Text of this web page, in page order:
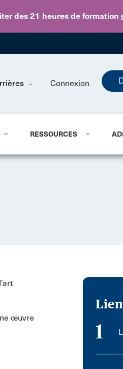
des 21 heures de formation
to main content
Connexion
RESSOURCES
œuvre
1